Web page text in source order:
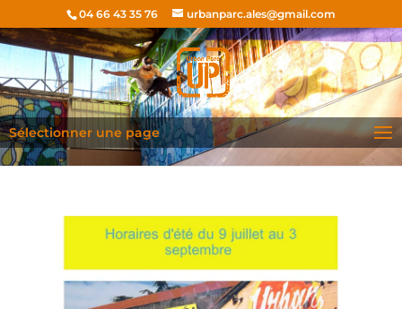
04 66 43 35 76 urbanparc.ales@gmail.com
Sélectionner une page